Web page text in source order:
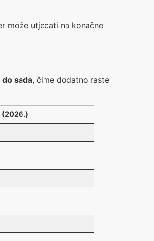
može utjecati na konačne
sada, čime dodatno raste
(2026.)